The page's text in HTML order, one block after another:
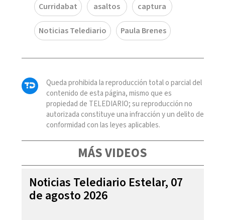
Curridabat asaltos captura
Noticias Telediario Paula Brenes
Queda prohibida la reproducción total o parcial del
contenido de esta página, mismo que es
propiedad de TELEDIARIO; su reproducción no
autorizada constituye una infracción y un delito de
conformidad con las leyes aplicables.
MÁS VIDEOS
Noticias Telediario Estelar, 07
de agosto 2026